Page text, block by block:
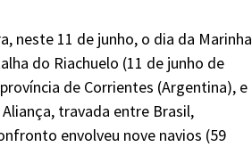
neste 11 de junho, o dia da Marinha
do Riachuelo (11 de junho de
de Corrientes (Argentina), e
travada entre Brasil,
envolveu nove navios (59